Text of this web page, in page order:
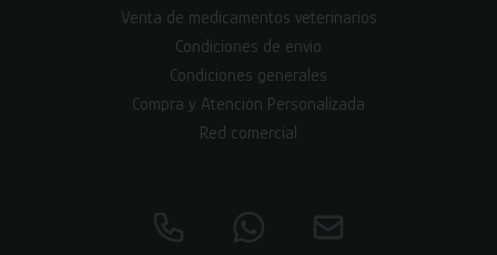
Venta de medicamentos veterinarios
Condiciones de envío
Condiciones generales
Compra y Atención Personalizada
Red comercial